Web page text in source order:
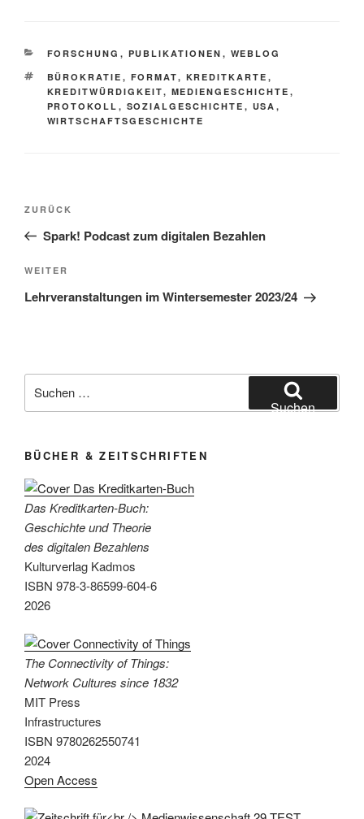
KATEGORIEN
FORSCHUNG , PUBLIKATIONEN , WEBLOG
SCHLAGWÖRTER
BÜROKRATIE , FORMAT, KREDITKARTE ,
KREDITWÜRDIGKEIT, MEDIENGESCHICHTE ,
PROTOKOLL , SOZIALGESCHICHTE , USA ,
WIRTSCHAFTSGESCHICHTE
Beitragsnavigation
Vorheriger
Beitrag
ZURÜCK
Spark! Podcast zum digitalen Bezahlen
Nächster
Beitrag
WEITER
Lehrveranstaltungen im Wintersemester 2023/24
nach:
Suchen
BÜCHER & ZEITSCHRIFTEN
Das Kreditkarten-Buch:
Geschichte und Theorie
des digitalen Bezahlens
Kulturverlag Kadmos
ISBN 978-3-86599-604-6
2026
The Connectivity of Things:
Network Cultures since 1832
MIT Press
Infrastructures
ISBN 9780262550741
2024
Open Access